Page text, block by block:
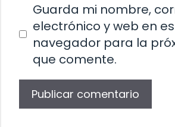
Guarda mi nombre,
electrónico y web en
navegador para la
que comente.